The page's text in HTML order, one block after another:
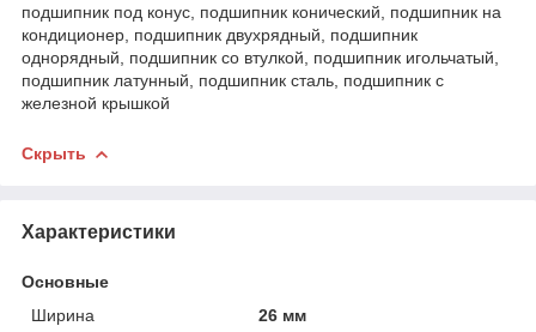
подшипник под конус, подшипник конический, подшипник на
кондиционер, подшипник двухрядный, подшипник
однорядный, подшипник со втулкой, подшипник игольчатый,
подшипник латунный, подшипник сталь, подшипник с
железной крышкой
Скрыть
Характеристики
Основные
Ширина
26 мм